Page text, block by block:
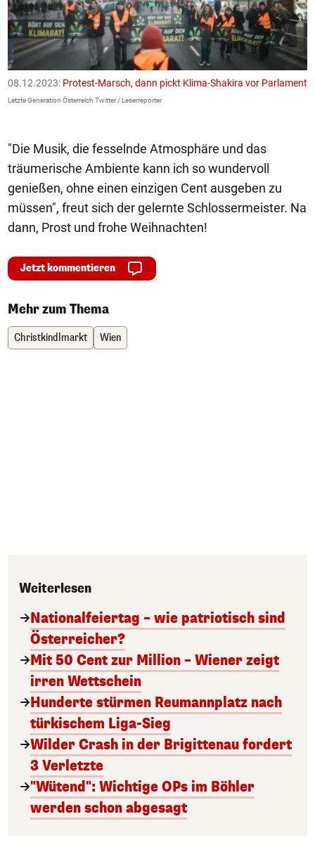
08.12.2023: Protest-Marsch, dann pickt Klima-Shakira vor Parlament
Letzte Generation Österreich Twitter / Leserreporter
"Die Musik, die fesselnde Atmosphäre und das
träumerische Ambiente kann ich so wundervoll
genießen, ohne einen einzigen Cent ausgeben zu
müssen", freut sich der gelernte Schlossermeister. Na
dann, Prost und frohe Weihnachten!
Jetzt kommentieren
Mehr zum Thema
Christkindlmarkt Wien
Weiterlesen
Nationalfeiertag – wie patriotisch sind
Österreicher?
Mit 50 Cent zur Million – Wiener zeigt
irren Wettschein
Hunderte stürmen Reumannplatz nach
türkischem Liga-Sieg
Wilder Crash in der Brigittenau fordert
3 Verletzte
"Wütend": Wichtige OPs im Böhler
werden schon abgesagt